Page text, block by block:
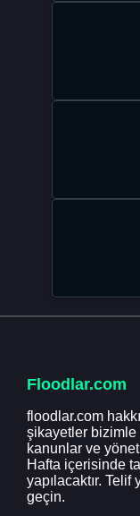
Floodlar.com
floodlar.com
şikayetler
kanunlar ve
Hafta içerisinde
yapılacaktır.
geçin.